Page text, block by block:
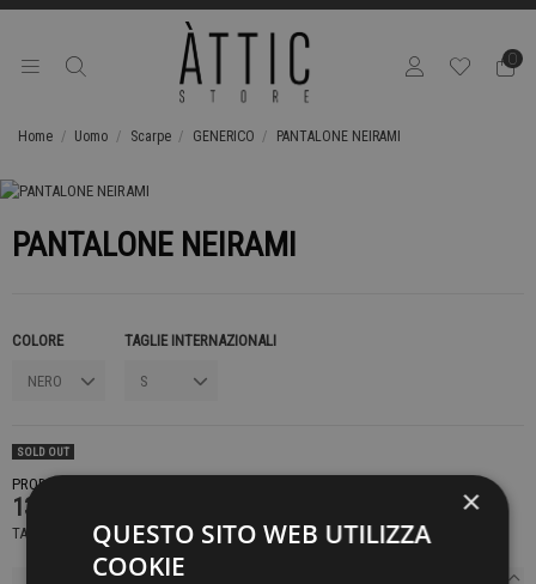
0
Home Uomo Scarpe GENERICO PANTALONE NEIRAMI
PANTALONE NEIRAMI
COLORE TAGLIE INTERNAZIONALI
SOLD OUT
PRODOTTO NON DISPONIBILE CONTATTACI PER SAPERE DI PIÙ
139,00 €
TASSE INCLUSE
×
QUESTO SITO WEB UTILIZZA
COOKIE